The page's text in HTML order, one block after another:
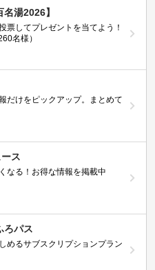
名湯2026】
票してプレゼントを当てよう！
名様）
だけをピックアップ。まとめて
ス
なる！お得な情報を掲載中
ろパス
めるサブスクリプションプラン